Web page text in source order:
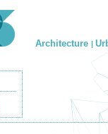
Architecture |